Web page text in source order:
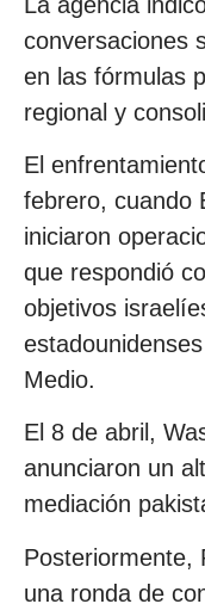
conversaciones
en las fórmulas
regional y
El
febrero, cuando
iniciaron
que respondió
objetivos
Medio.
El 8 de abril,
anunciaron un
mediación
Posteriormente,
una ronda de